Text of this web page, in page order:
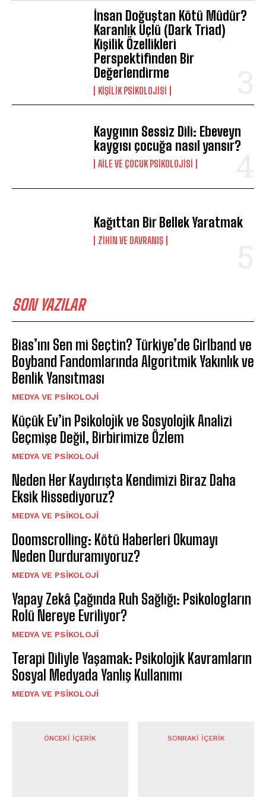
İnsan Doğuştan Kötü Müdür?
Karanlık Üçlü (Dark Triad)
Kişilik Özellikleri
Perspektifinden Bir
Değerlendirme
KIŞILIK PSIKOLOJISI
Kaygının Sessiz Dili: Ebeveyn
kaygısı çocuğa nasıl yansır?
AILE VE ÇOCUK PSIKOLOJISI
Kağıttan Bir Bellek Yaratmak
⁠ZIHIN VE DAVRANIŞ
SON YAZILAR
Bias’ını Sen mi Seçtin? Türkiye’de Girlband ve
Boyband Fandomlarında Algoritmik Yakınlık ve
Benlik Yansıtması
MEDYA VE PSIKOLOJI
Küçük Ev’in Psikolojik ve Sosyolojik Analizi
Geçmişe Değil, Birbirimize Özlem
MEDYA VE PSIKOLOJI
Neden Her Kaydırışta Kendimizi Biraz Daha
Eksik Hissediyoruz?
MEDYA VE PSIKOLOJI
Doomscrolling: Kötü Haberleri Okumayı
Neden Durduramıyoruz?
MEDYA VE PSIKOLOJI
Yapay Zekâ Çağında Ruh Sağlığı: Psikologların
Rolü Nereye Evriliyor?
MEDYA VE PSIKOLOJI
Terapi Diliyle Yaşamak: Psikolojik Kavramların
Sosyal Medyada Yanlış Kullanımı
MEDYA VE PSIKOLOJI
ÖNCEKI İÇERIK SONRAKI İÇERIK